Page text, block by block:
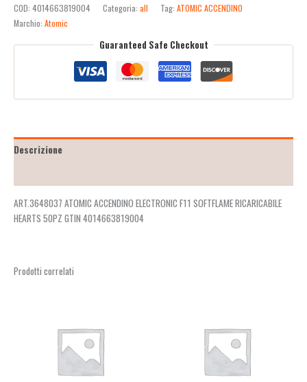
COD: 4014663819004 Categoria: all Tag: ATOMIC ACCENDINO
Marchio: Atomic
Guaranteed Safe Checkout
Descrizione
ART.3648037 ATOMIC ACCENDINO ELECTRONIC F11 SOFTFLAME RICARICABILE
HEARTS 50PZ GTIN 4014663819004
Prodotti correlati